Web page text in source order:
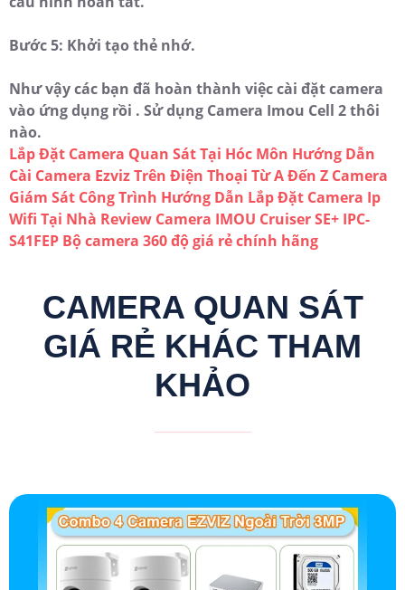
Bước 5: Khởi tạo thẻ nhớ.
Như vậy các bạn đã hoàn thành việc cài đặt camera
vào ứng dụng rồi . Sử dụng Camera Imou Cell 2 thôi
nào.
Lắp Đặt Camera Quan Sát Tại Hóc Môn Hướng Dẫn
Cài Camera Ezviz Trên Điện Thoại Từ A Đến Z Camera
Giám Sát Công Trình Hướng Dẫn Lắp Đặt Camera Ip
Wifi Tại Nhà Review Camera IMOU Cruiser SE+ IPC-
S41FEP Bộ camera 360 độ giá rẻ chính hãng
CAMERA QUAN SÁT
GIÁ RẺ KHÁC THAM
KHẢO